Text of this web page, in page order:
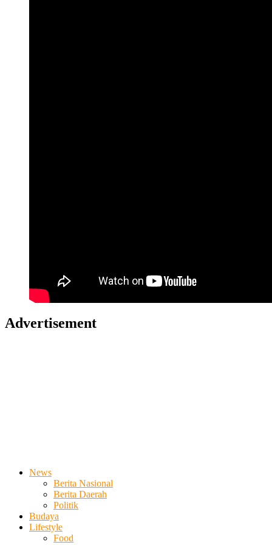
Advertisement
News
Berita Nasional
Berita Daerah
Politik
Budaya
Lifestyle
Food